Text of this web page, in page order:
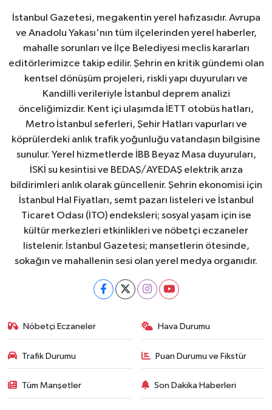
İstanbul Gazetesi, megakentin yerel hafızasıdır. Avrupa
ve Anadolu Yakası'nın tüm ilçelerinden yerel haberler,
mahalle sorunları ve İlçe Belediyesi meclis kararları
editörlerimizce takip edilir. Şehrin en kritik gündemi olan
kentsel dönüşüm projeleri, riskli yapı duyuruları ve
Kandilli verileriyle İstanbul deprem analizi
önceliğimizdir. Kent içi ulaşımda İETT otobüs hatları,
Metro İstanbul seferleri, Şehir Hatları vapurları ve
köprülerdeki anlık trafik yoğunluğu vatandaşın bilgisine
sunulur. Yerel hizmetlerde İBB Beyaz Masa duyuruları,
İSKİ su kesintisi ve BEDAŞ/AYEDAŞ elektrik arıza
bildirimleri anlık olarak güncellenir. Şehrin ekonomisi için
İstanbul Hal Fiyatları, semt pazarı listeleri ve İstanbul
Ticaret Odası (İTO) endeksleri; sosyal yaşam için ise
kültür merkezleri etkinlikleri ve nöbetçi eczaneler
listelenir. İstanbul Gazetesi; manşetlerin ötesinde,
sokağın ve mahallenin sesi olan yerel medya organıdır.
Nöbetçi Eczaneler Hava Durumu
Trafik Durumu Puan Durumu ve Fikstür
Tüm Manşetler Son Dakika Haberleri